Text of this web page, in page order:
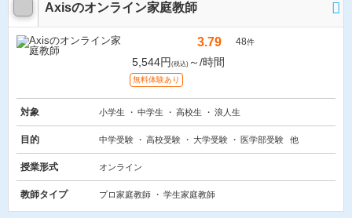
Axisのオンライン家庭教師
3.79 48件
5,544円 (税込) ～/時間
無料体験あり
対象 小学生 中学生 高校生 浪人生
目的 中学受験 高校受験 大学受験 医学部受験 他
授業形式 オンライン
教師タイプ プロ家庭教師 学生家庭教師